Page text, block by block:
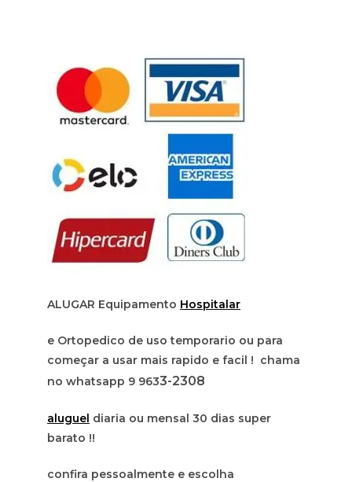
ALUGAR Equipamento Hospitalar
e Ortopedico de uso temporario ou para
começar a usar mais rapido e facil ! chama
no whatsapp 9 9633-2308
aluguel diaria ou mensal 30 dias super
barato !!
confira pessoalmente e escolha